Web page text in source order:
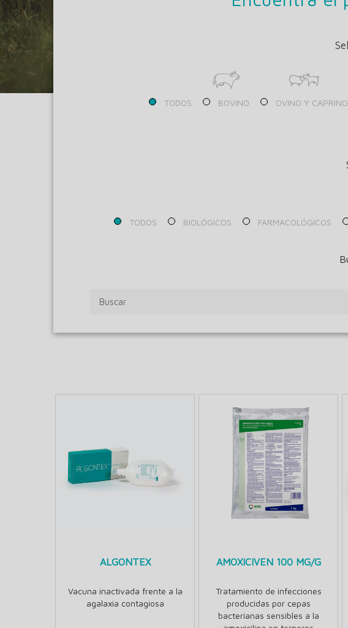
TODOS BOVINO OVINO Y CAPRINO
TODOS BIOLÓGICOS FARMACOLÓGICOS
ALGONTEX
Vacuna inactivada frente a la
agalaxia contagiosa
AMOXICIVEN 100 MG/G
Tratamiento de infecciones
producidas por cepas
bacterianas sensibles a la